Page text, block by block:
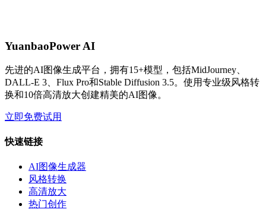
YuanbaoPower AI
先进的AI图像生成平台，拥有15+模型，包括MidJourney、
DALL-E 3、Flux Pro和Stable Diffusion 3.5。使用专业级风格转
换和10倍高清放大创建精美的AI图像。
立即免费试用
快速链接
AI图像生成器
风格转换
高清放大
热门创作